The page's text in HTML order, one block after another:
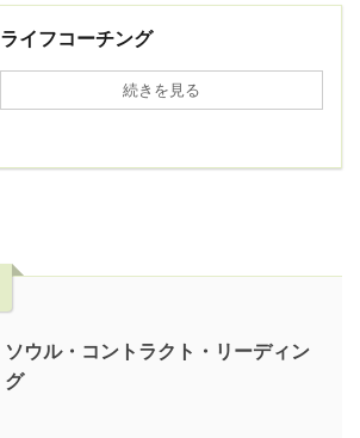
ライフコーチング
続きを見る
ソウル・コントラクト・リーディン
グ